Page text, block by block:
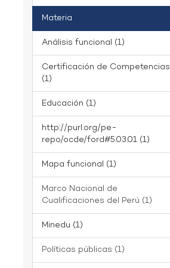
Materia
Análisis funcional (1)
Certificación de Competencias
(1)
Educación (1)
http://purl.org/pe-
repo/ocde/ford#5.03.01 (1)
Mapa funcional (1)
Marco Nacional de
Cualificaciones del Perú (1)
Minedu (1)
Políticas públicas (1)